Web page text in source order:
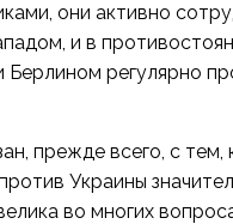
они активно
и в
регулярно
прежде всего, с
Украины
во многих